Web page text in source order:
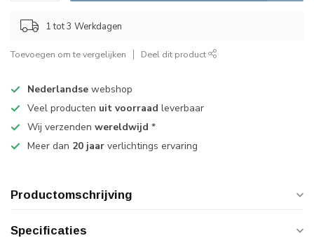
1 tot 3 Werkdagen
Toevoegen om te vergelijken Deel dit product
Nederlandse webshop
Veel producten uit voorraad leverbaar
Wij verzenden wereldwijd *
Meer dan 20 jaar verlichtings ervaring
Productomschrijving
Specificaties